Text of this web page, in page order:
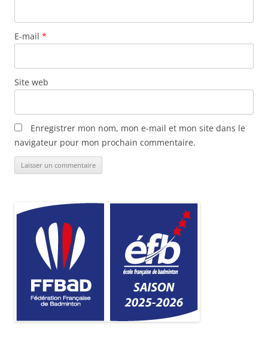
E-mail *
Site web
Enregistrer mon nom, mon e-mail et mon site dans le
navigateur pour mon prochain commentaire.